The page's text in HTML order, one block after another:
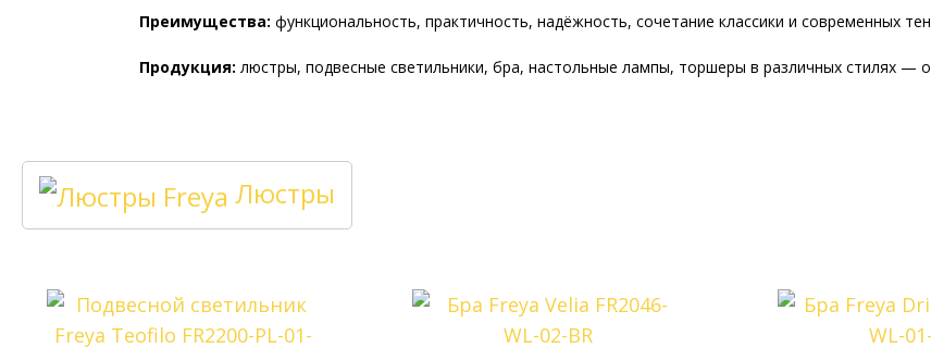
Преимущества: функциональность, практичность, надёжность, сочетание классики и современных
Продукция: люстры, подвесные светильники, бра, настольные лампы, торшеры в различных стилях —
Люстры